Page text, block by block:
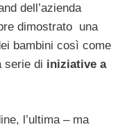
dell’azienda
dimostrato una
bambini così come
serie di iniziative a
l’ultima – ma